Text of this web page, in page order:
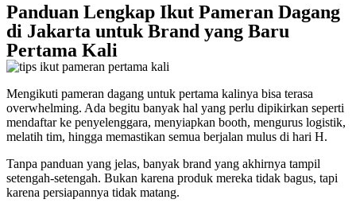
Panduan Lengkap Ikut Pameran Dagang
di Jakarta untuk Brand yang Baru
Pertama Kali
Mengikuti pameran dagang untuk pertama kalinya bisa terasa
overwhelming. Ada begitu banyak hal yang perlu dipikirkan seperti
mendaftar ke penyelenggara, menyiapkan booth, mengurus logistik,
melatih tim, hingga memastikan semua berjalan mulus di hari H.
Tanpa panduan yang jelas, banyak brand yang akhirnya tampil
setengah-setengah. Bukan karena produk mereka tidak bagus, tapi
karena persiapannya tidak matang.